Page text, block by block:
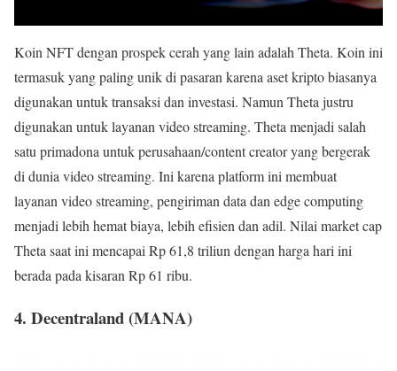
Koin NFT dengan prospek cerah yang lain adalah Theta. Koin ini
termasuk yang paling unik di pasaran karena aset kripto biasanya
digunakan untuk transaksi dan investasi. Namun Theta justru
digunakan untuk layanan video streaming. Theta menjadi salah
satu primadona untuk perusahaan/content creator yang bergerak
di dunia video streaming. Ini karena platform ini membuat
layanan video streaming, pengiriman data dan edge computing
menjadi lebih hemat biaya, lebih efisien dan adil. Nilai market cap
Theta saat ini mencapai Rp 61,8 triliun dengan harga hari ini
berada pada kisaran Rp 61 ribu.
4. Decentraland (MANA)